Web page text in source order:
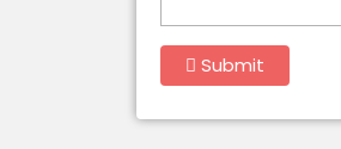
Submit